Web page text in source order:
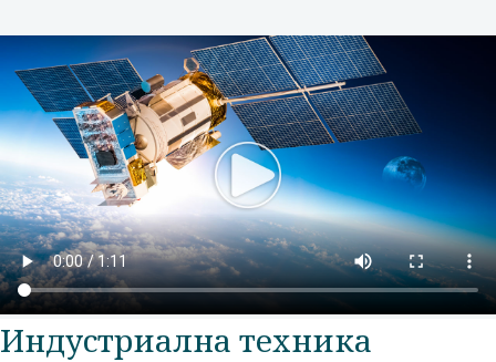
Индустриална техника